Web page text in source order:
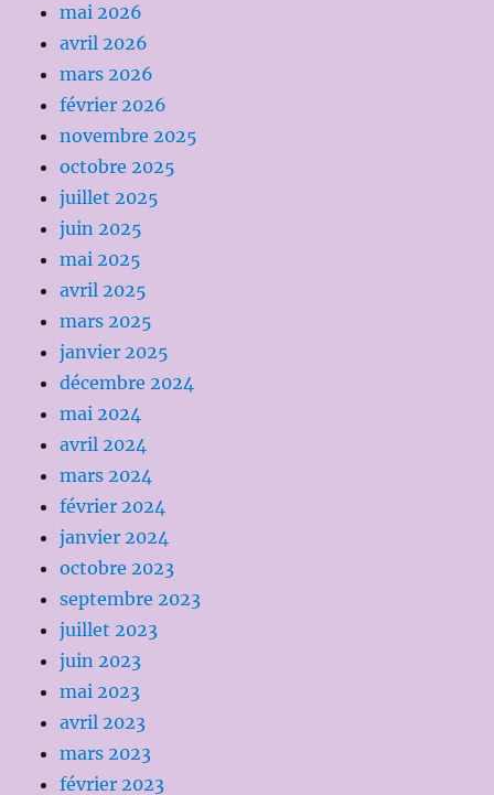
mai 2026
avril 2026
mars 2026
février 2026
novembre 2025
octobre 2025
juillet 2025
juin 2025
mai 2025
avril 2025
mars 2025
janvier 2025
décembre 2024
mai 2024
avril 2024
mars 2024
février 2024
janvier 2024
octobre 2023
septembre 2023
juillet 2023
juin 2023
mai 2023
avril 2023
mars 2023
février 2023